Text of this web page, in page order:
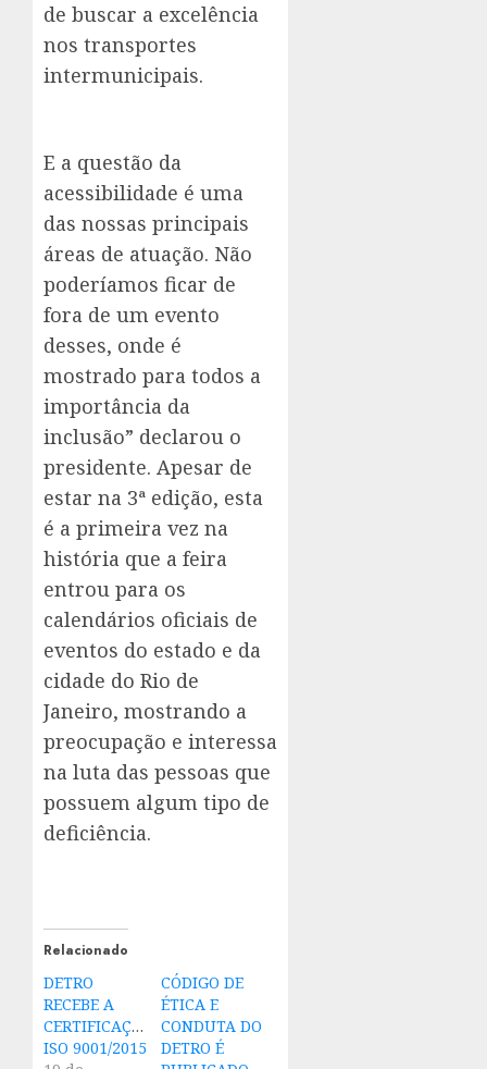
de buscar a excelência
nos transportes
intermunicipais.
E a questão da
acessibilidade é uma
das nossas principais
áreas de atuação. Não
poderíamos ficar de
fora de um evento
desses, onde é
mostrado para todos a
importância da
inclusão” declarou o
presidente. Apesar de
estar na 3ª edição, esta
é a primeira vez na
história que a feira
entrou para os
calendários oficiais de
eventos do estado e da
cidade do Rio de
Janeiro, mostrando a
preocupação e interessa
na luta das pessoas que
possuem algum tipo de
deficiência.
Relacionado
DETRO
RECEBE A
CERTIFICAÇÃO
ISO 9001/2015
CÓDIGO DE
ÉTICA E
CONDUTA DO
DETRO É